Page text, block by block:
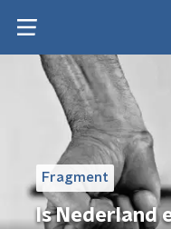
Fragment
Is Nederland